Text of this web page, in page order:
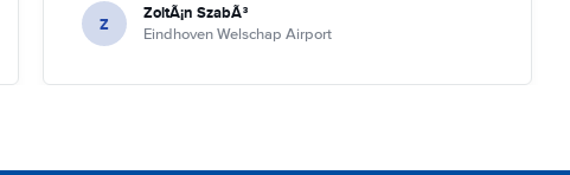
Z ZoltÃ¡n SzabÃ³
Eindhoven Welschap Airport